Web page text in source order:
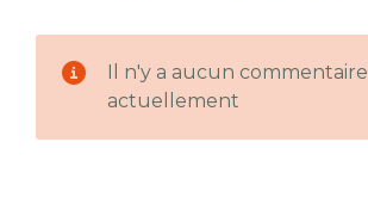
Il n'y a aucun commentaire
actuellement